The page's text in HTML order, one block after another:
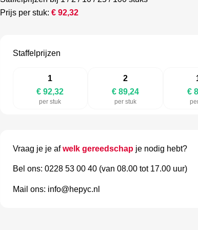
Prijs per stuk: € 92,32
Staffelprijzen
1
€ 92,32
per stuk
2
€ 89,24
per stuk
€
Vraag je je afwelk gereedschapje nodig hebt?
Bel ons: 0228 53 00 40 (van 08.00 tot 17.00 uur)
Mail ons: info@hepyc.nl